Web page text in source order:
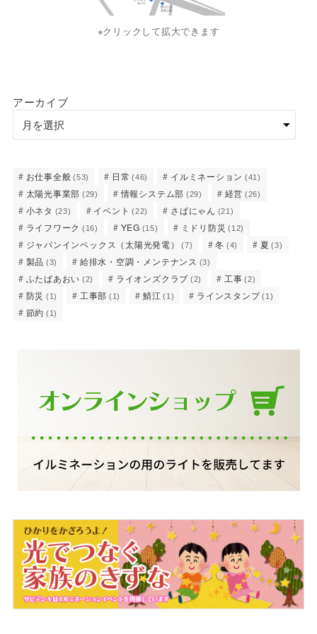
※クリックして拡大できます
アーカイブ
お仕事全般 (53) 日常 (46) イルミネーション (41)
太陽光事業部 (29) 情報システム部 (29) 経営 (26)
小ネタ (23) イベント (22) さばにゃん (21)
ライフワーク (16) YEG (15) ミドリ防災 (12)
ジャパンインペックス（太陽光発電） (7) 冬 (4) 夏 (3)
製品 (3) 給排水・空調・メンテナンス (3)
ふたばあおい (2) ライオンズクラブ (2) 工事 (2)
防災 (1) 工事部 (1) 鯖江 (1) ラインスタンプ (1)
節約 (1)